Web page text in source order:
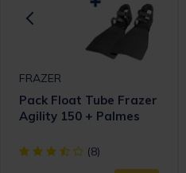
Rating
FRAZER
Pack Float Tube Frazer
Agility 150 + Palmes
[object Object] out of 5
(8)